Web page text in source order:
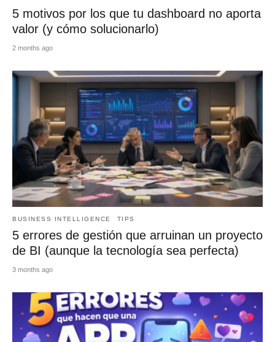
5 motivos por los que tu dashboard no aporta
valor (y cómo solucionarlo)
2 months ago
BUSINESS INTELLIGENCE TIPS
5 errores de gestión que arruinan un proyecto
de BI (aunque la tecnología sea perfecta)
3 months ago